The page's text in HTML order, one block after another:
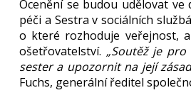
Ocenění se budou udělovat
péči a Sestra v sociálních
o které rozhoduje veřejnost,
ošetřovatelství. „Soutěž je
sester a upozornit na její
Fuchs, generální ředitel